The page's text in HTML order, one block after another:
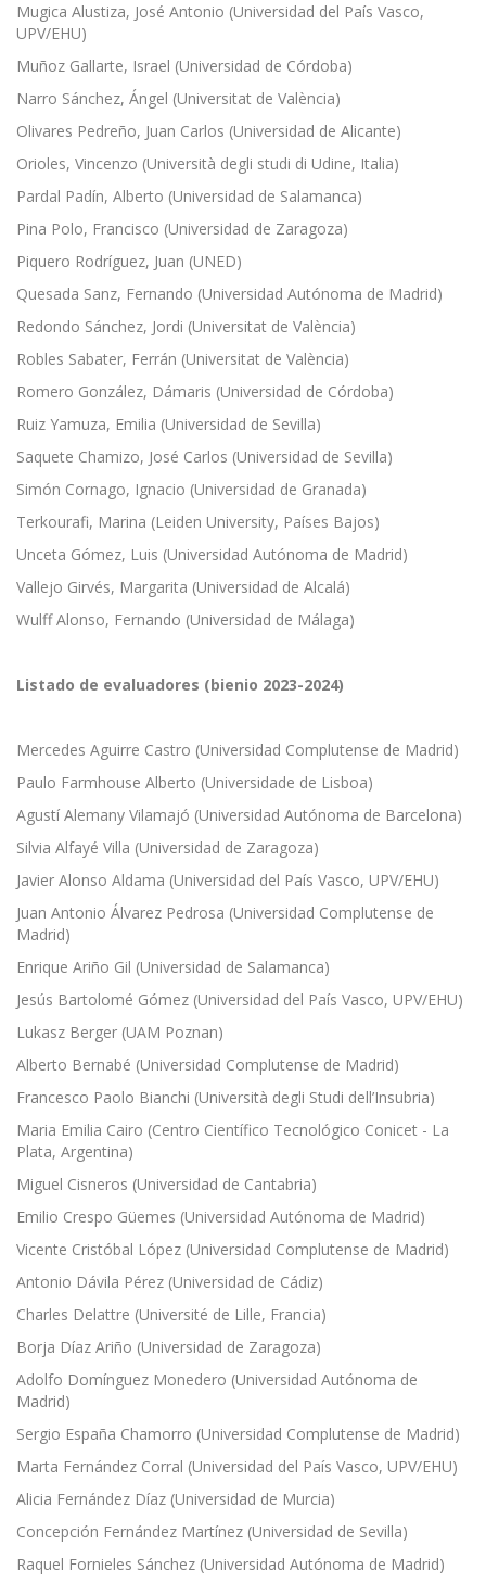
Mugica Alustiza, José Antonio (Universidad del País Vasco,
UPV/EHU)
Muñoz Gallarte, Israel (Universidad de Córdoba)
Narro Sánchez, Ángel (Universitat de València)
Olivares Pedreño, Juan Carlos (Universidad de Alicante)
Orioles, Vincenzo (Università degli studi di Udine, Italia)
Pardal Padín, Alberto (Universidad de Salamanca)
Pina Polo, Francisco (Universidad de Zaragoza)
Piquero Rodríguez, Juan (UNED)
Quesada Sanz, Fernando (Universidad Autónoma de Madrid)
Redondo Sánchez, Jordi (Universitat de València)
Robles Sabater, Ferrán (Universitat de València)
Romero González, Dámaris (Universidad de Córdoba)
Ruiz Yamuza, Emilia (Universidad de Sevilla)
Saquete Chamizo, José Carlos (Universidad de Sevilla)
Simón Cornago, Ignacio (Universidad de Granada)
Terkourafi, Marina (Leiden University, Países Bajos)
Unceta Gómez, Luis (Universidad Autónoma de Madrid)
Vallejo Girvés, Margarita (Universidad de Alcalá)
Wulff Alonso, Fernando (Universidad de Málaga)
Listado de evaluadores (bienio 2023-2024)
Mercedes Aguirre Castro (Universidad Complutense de Madrid)
Paulo Farmhouse Alberto (Universidade de Lisboa)
Agustí Alemany Vilamajó (Universidad Autónoma de Barcelona)
Silvia Alfayé Villa (Universidad de Zaragoza)
Javier Alonso Aldama (Universidad del País Vasco, UPV/EHU)
Juan Antonio Álvarez Pedrosa (Universidad Complutense de
Madrid)
Enrique Ariño Gil (Universidad de Salamanca)
Jesús Bartolomé Gómez (Universidad del País Vasco, UPV/EHU)
Lukasz Berger (UAM Poznan)
Alberto Bernabé (Universidad Complutense de Madrid)
Francesco Paolo Bianchi (Università degli Studi dell’Insubria)
Maria Emilia Cairo (Centro Científico Tecnológico Conicet - La
Plata, Argentina)
Miguel Cisneros (Universidad de Cantabria)
Emilio Crespo Güemes (Universidad Autónoma de Madrid)
Vicente Cristóbal López (Universidad Complutense de Madrid)
Antonio Dávila Pérez (Universidad de Cádiz)
Charles Delattre (Université de Lille, Francia)
Borja Díaz Ariño (Universidad de Zaragoza)
Adolfo Domínguez Monedero (Universidad Autónoma de
Madrid)
Sergio España Chamorro (Universidad Complutense de Madrid)
Marta Fernández Corral (Universidad del País Vasco, UPV/EHU)
Alicia Fernández Díaz (Universidad de Murcia)
Concepción Fernández Martínez (Universidad de Sevilla)
Raquel Fornieles Sánchez (Universidad Autónoma de Madrid)